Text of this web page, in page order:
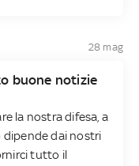
28 mag
buone notizie
la nostra difesa, a
dipende dai nostri
tutto il